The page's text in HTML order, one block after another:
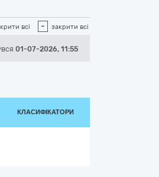
всі - закрити всі
01-07-2026, 11:55
КЛАСИФІКАТОРИ